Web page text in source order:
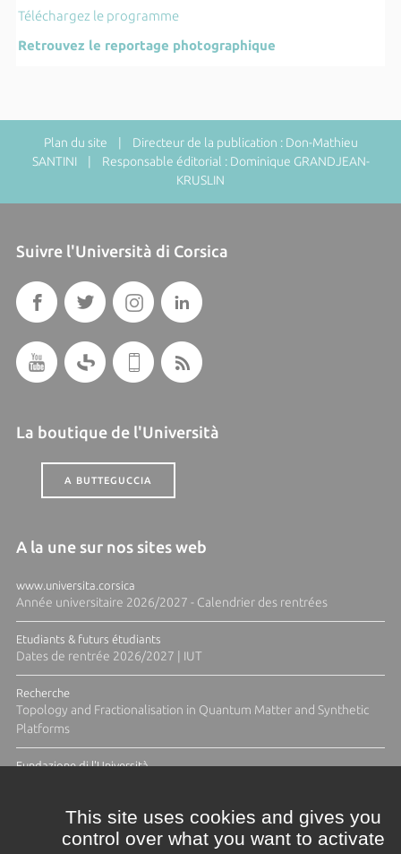
Téléchargez le programme
Retrouvez le reportage photographique
Plan du site | Directeur de la publication : Don-Mathieu
SANTINI | Responsable éditorial : Dominique GRANDJEAN-
KRUSLIN
Suivre l'Università di Corsica
La boutique de l'Università
A BUTTEGUCCIA
A la une sur nos sites web
www.universita.corsica
Année universitaire 2026/2027 - Calendrier des rentrées
Etudiants & futurs étudiants
Dates de rentrée 2026/2027 | IUT
Recherche
Topology and Fractionalisation in Quantum Matter and Synthetic
Platforms
Fundazione di l'Università
This site uses cookies and gives you
control over what you want to activate